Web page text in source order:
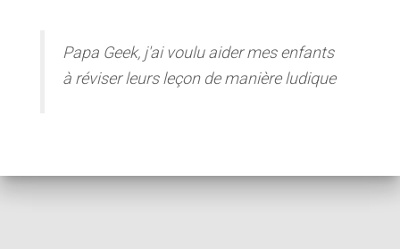
Papa Geek, j'ai voulu aider mes enfants
à réviser leurs leçon de manière ludique